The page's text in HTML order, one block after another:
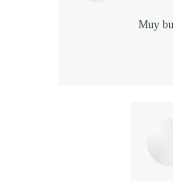
Muy